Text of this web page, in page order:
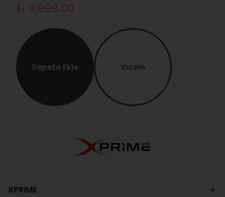
₺ 9,999.00
Sepete Ekle İncele
XPRIME